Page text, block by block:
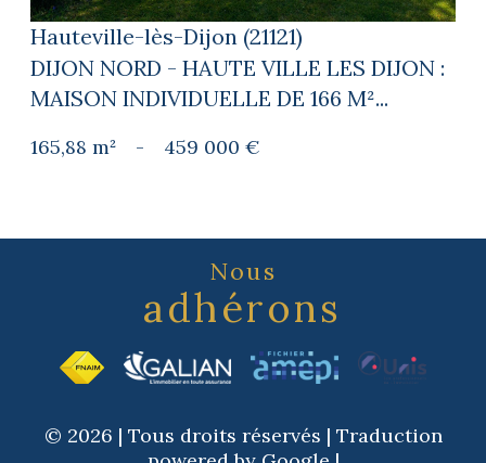
Hauteville-lès-Dijon (21121)
DIJON NORD - HAUTE VILLE LES DIJON :
MAISON INDIVIDUELLE DE 166 M²...
165,88 m² - 459 000 €
Nous
adhérons
© 2026 | Tous droits réservés | Traduction